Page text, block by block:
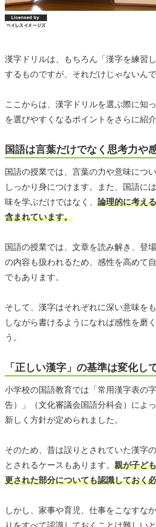
漢字ドリルは、もちろん「漢字を練習
するものですが、それだけじゃないんで
ここからは、漢字ドリルを選ぶ際に知
を選びやすくなるポイントをさらに紹介
国語は言葉だけでなく思考力や
国語の授業では、言葉の力や意味につ
しっかり身につけます。また、国語に
味を学ぶだけではなく、 論理的に考え
含まれています。
国語の授業では、文章を読み解き、登
の内容も扱われるため、感性を高めて
でもあります。
そして、漢字はそれぞれに深い意味を
しながら書けるようになれば感性を磨
う。
「正しい漢字」の基準は変化し
小学校の国語教育では「常用漢字表の
告）」（文化審議会国語分科会）によ
新しく方針が定められました。
そのため、昔は誤りとされていた漢字
とされるケースもあります。 親が子ど
更された部分についても認識しておく
しかし、家事や育児、仕事をこなすな
りをすべて認識しておくことは難しい